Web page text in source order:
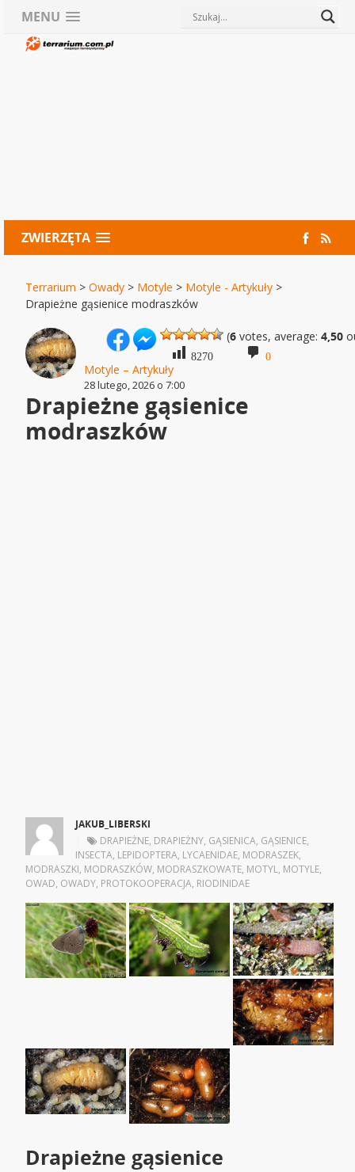
MENU
ZWIERZĘTA
Terrarium >Owady > Motyle > Motyle - Artykuły >
Drapieżne gąsienice modraszków
(6 votes, average:4,50
8270 0
Motyle – Artykuły
28 lutego, 2026 o 7:00
Drapieżne gąsienice
modraszków
JAKUB_LIBERSKI
DRAPIEŻNE, DRAPIEŻNY, GĄSIENICA, GĄSIENICE,
INSECTA, LEPIDOPTERA, LYCAENIDAE, MODRASZEK,
MODRASZKI, MODRASZKÓW, MODRASZKOWATE, MOTYL, MOTYLE,
OWAD, OWADY, PROTOKOOPERACJA, RIODINIDAE
Drapieżne gąsienice